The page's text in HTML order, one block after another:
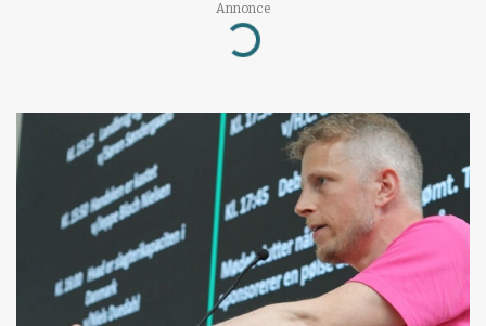
Annonce
Loading...